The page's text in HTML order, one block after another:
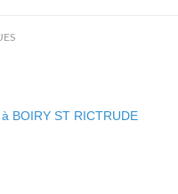
BOIRY ST RICTRUDE